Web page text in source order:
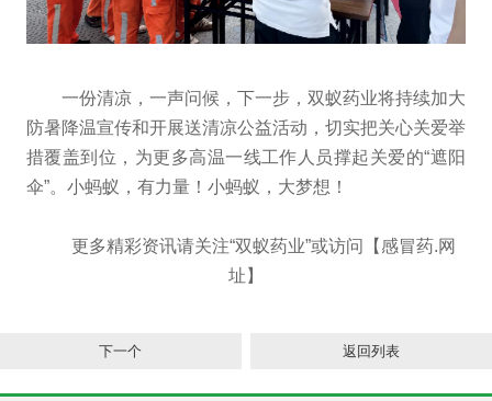
一份清凉，一声问候，下一步，双蚁药业将持续加大
防暑降温宣传和开展送清凉公益活动，切实把关心关爱举
措覆盖到位，为更多高温一线工作人员撑起关爱的“遮阳
伞”。小蚂蚁，有力量！小蚂蚁，大梦想！
更多精彩资讯请关注“双蚁药业”或访问【感冒药.网
址】
下一个 返回列表